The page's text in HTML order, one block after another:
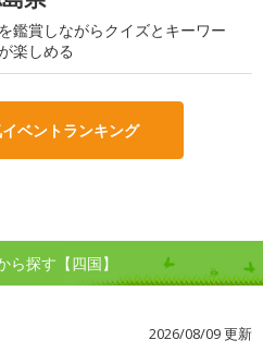
鑑賞しながらクイズとキーワー
楽しめる
ベントランキング
探す【四国】
2026/08/09 更新